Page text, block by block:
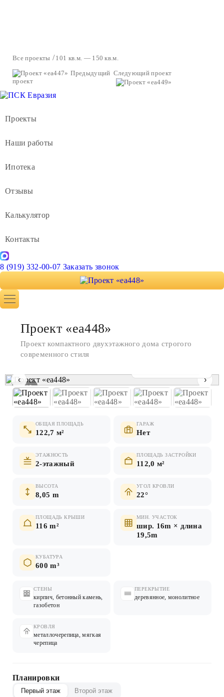
Все проекты
101 кв.м. — 150 кв.м.
Предыдущий
проект
Следующий проект
Проекты
Наши работы
Ипотека
Отзывы
Калькулятор
Контакты
8 (919) 332-00-07 Заказать звонок
1 / 10
‹ ›
ОБЩАЯ ПЛОЩАДЬ
122,7 м²
ГАРАЖ
Нет
ЭТАЖНОСТЬ
2-этажный
ПЛОЩАДЬ ЗАСТРОЙКИ
112,0 м²
ВЫСОТА
8,05 m
УГОЛ КРОВЛИ
22°
ПЛОЩАДЬ КРЫШИ
116 m²
МИН. УЧАСТОК
шир. 16m × длина
19,5m
КУБАТУРА
600 m³
СТЕНЫ
кирпич, бетонный камень,
газобетон
ПЕРЕКРЫТИЕ
деревянное, монолитное
КРОВЛЯ
металлочерепица, мягкая
черепица
Планировки
Первый этаж Второй этаж
Проект «ea448»
Проект компактного двухэтажного дома строгого
современного стиля